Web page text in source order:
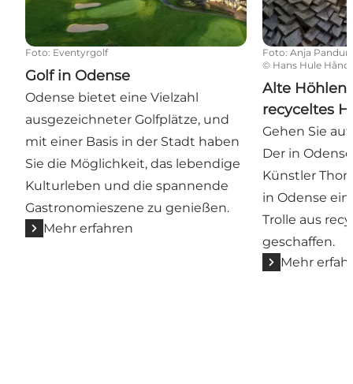
Foto: Eventyrgolf
Golf in Odense
Odense bietet eine Vielzahl
ausgezeichneter Golfplätze, und
mit einer Basis in der Stadt haben
Sie die Möglichkeit, das lebendige
Kulturleben und die spannende
Gastronomieszene zu genießen.
Mehr erfahren
Foto: Anja
© Hans Hule
Alte
recyceltes
Gehen Sie
Der in
Künstler
in Odense
Trolle aus
geschaffen.
Mehr